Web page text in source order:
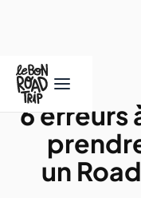
6 erreurs
un